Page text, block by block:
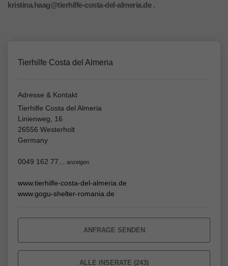
kristina.haag@tierhilfe-costa-del-almeria.de .
Tierhilfe Costa del Almeria
Adresse & Kontakt
Tierhilfe Costa del Almeria
Linienweg, 16
26556 Westerholt
Germany
0049 162 77... anzeigen
www.tierhilfe-costa-del-almeria.de
www.gogu-shelter-romania.de
ANFRAGE SENDEN
ALLE INSERATE (243)